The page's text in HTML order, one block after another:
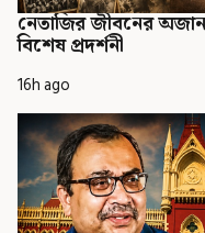
নেতাজির জীবনের
বিশেষ প্রদর্শনী
16h ago